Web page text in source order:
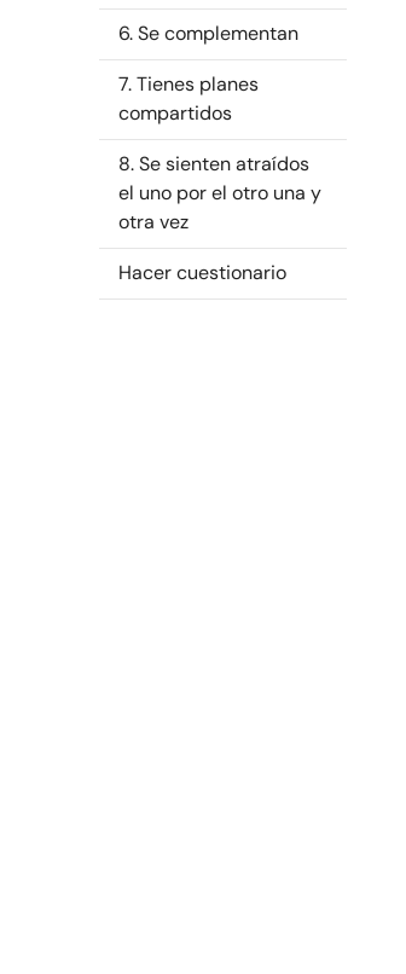
6. Se complementan
7. Tienes planes
compartidos
8. Se sienten atraídos
el uno por el otro una y
otra vez
Hacer cuestionario